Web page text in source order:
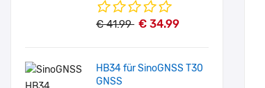
€ 41.99 € 34.99
HB34 für SinoGNSS T30
GNSS